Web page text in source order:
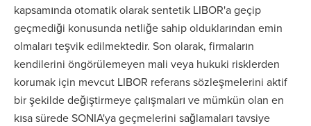
kapsamında otomatik olarak sentetik LIBOR'a geçip
geçmediği konusunda netliğe sahip olduklarından emin
olmaları teşvik edilmektedir. Son olarak, firmaların
kendilerini öngörülemeyen mali veya hukuki risklerden
korumak için mevcut LIBOR referans sözleşmelerini aktif
bir şekilde değiştirmeye çalışmaları ve mümkün olan en
kısa sürede SONIA'ya geçmelerini sağlamaları tavsiye